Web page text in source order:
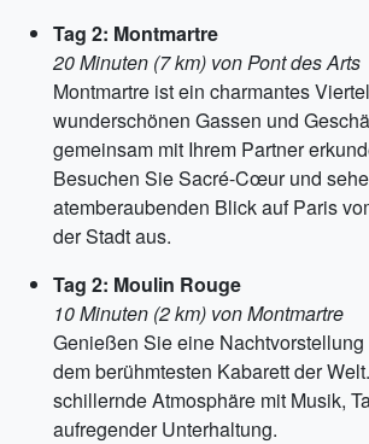
Tag 2: Montmartre
20 Minuten (7 km) von Pont des Arts
Montmartre ist ein charmantes
wunderschönen Gassen und
gemeinsam mit Ihrem Partner
Besuchen Sie Sacré-Cœur und
atemberaubenden Blick auf Paris
der Stadt aus.
Tag 2: Moulin Rouge
10 Minuten (2 km) von Montmartre
Genießen Sie eine
dem berühmtesten Kabarett der
schillernde Atmosphäre mit Musik,
aufregender Unterhaltung.